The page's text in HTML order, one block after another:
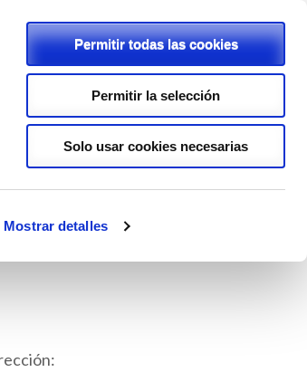
Mostrar detalles
Permitir todas las cookies
Permitir la selección
Solo usar cookies necesarias
962411239
LOPD